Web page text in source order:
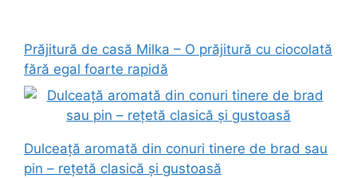
Prăjitură de casă Milka – O prăjitură cu ciocolată
fără egal foarte rapidă
Dulceață aromată din conuri tinere de brad sau
pin – rețetă clasică și gustoasă